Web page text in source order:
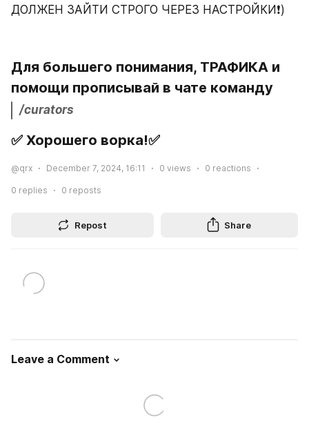
ДОЛЖЕН ЗАЙТИ СТРОГО ЧЕРЕЗ НАСТРОЙКИ❗️)
Для большего понимания, ТРАФИКА и
помощи прописывай в чате команду
✅ Хорошего ворка!✅
@qrx December 7, 2024, 16:11 0 views 0 reactions
0 replies 0 reposts
Repost Share
Leave a Comment